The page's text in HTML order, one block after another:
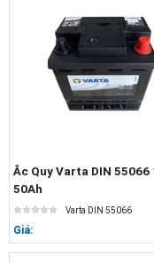
Ắc Quy Varta DIN 55066
50Ah
Varta DIN 55066
Giá: